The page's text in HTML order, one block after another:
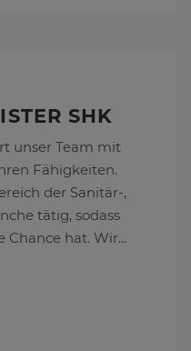
SHK
unser Team mit
Fähigkeiten.
der Sanitär-,
tätig, sodass
Chance hat. Wir